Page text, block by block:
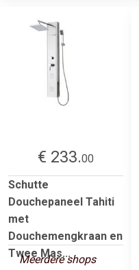
€ 233.00
Schutte
Douchepaneel Tahiti
met
Douchemengkraan en
Twee Mas...
Meerdere shops